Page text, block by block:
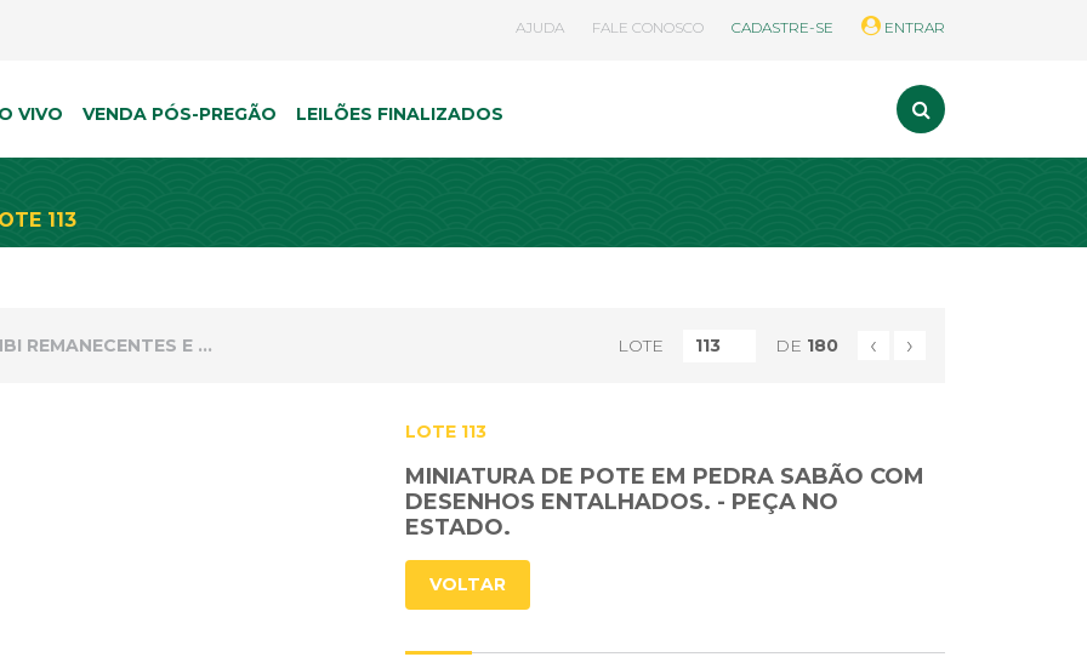
AJUDA FALE CONOSCO CADASTRE-SE ENTRAR
VIVO VENDA PÓS-PREGÃO LEILÕES FINALIZADOS
113
LEILÃO DE VARIEDADES MANSÃO MORUMBI REMANECENTES E NÃO PAGOS LOTE DE 180 ‹ ›
LOTE 113
MINIATURA DE POTE EM PEDRA SABÃO COM
DESENHOS ENTALHADOS. - PEÇA NO
ESTADO.
VOLTAR